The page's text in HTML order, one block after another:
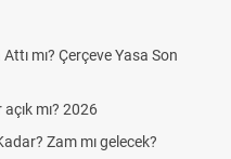
mı? Çerçeve Yasa Son
mı? 2026
Zam mı gelecek?